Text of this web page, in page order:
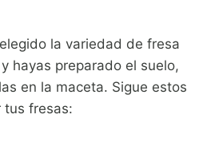
la variedad de fresa
hayas preparado el suelo,
en la maceta. Sigue estos
tus fresas: